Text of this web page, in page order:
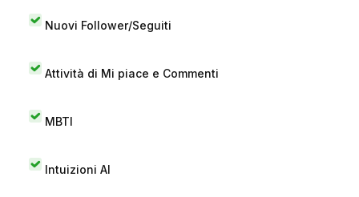
Nuovi Follower/Seguiti
Attività di Mi piace e Commenti
MBTI
Intuizioni AI